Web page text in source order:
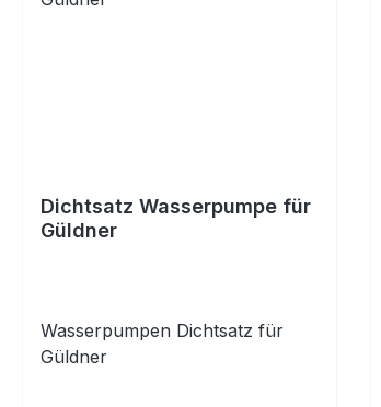
Dichtsatz Wasserpumpe für
Güldner
Wasserpumpen Dichtsatz für
Güldner